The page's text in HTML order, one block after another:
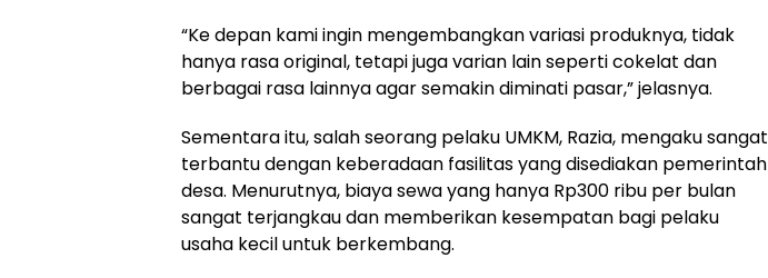
“Ke depan kami ingin mengembangkan variasi produknya, tidak
hanya rasa original, tetapi juga varian lain seperti cokelat dan
berbagai rasa lainnya agar semakin diminati pasar,” jelasnya.
Sementara itu, salah seorang pelaku UMKM, Razia, mengaku sangat
terbantu dengan keberadaan fasilitas yang disediakan pemerintah
desa. Menurutnya, biaya sewa yang hanya Rp300 ribu per bulan
sangat terjangkau dan memberikan kesempatan bagi pelaku
usaha kecil untuk berkembang.